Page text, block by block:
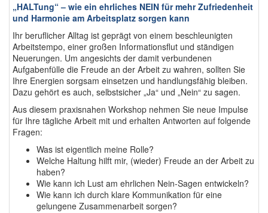
„HALTung“ – wie ein ehrliches NEIN für mehr Zufriedenheit
und Harmonie am Arbeitsplatz sorgen kann
Ihr beruflicher Alltag ist geprägt von einem beschleunigten
Arbeitstempo, einer großen Informationsflut und ständigen
Neuerungen. Um angesichts der damit verbundenen
Aufgabenfülle die Freude an der Arbeit zu wahren, sollten Sie
Ihre Energien sorgsam einsetzen und handlungsfähig bleiben.
Dazu gehört es auch, selbstsicher „Ja“ und „Nein“ zu sagen.
Aus diesem praxisnahen Workshop nehmen Sie neue Impulse
für Ihre tägliche Arbeit mit und erhalten Antworten auf folgende
Fragen:
Was ist eigentlich meine Rolle?
Welche Haltung hilft mir, (wieder) Freude an der Arbeit zu
haben?
Wie kann ich Lust am ehrlichen Nein-Sagen entwickeln?
Wie kann ich durch klare Kommunikation für eine
gelungene Zusammenarbeit sorgen?